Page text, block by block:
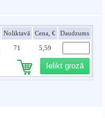
Noliktavā Cena, € Daudzums
71 5,59
Ielikt grozā